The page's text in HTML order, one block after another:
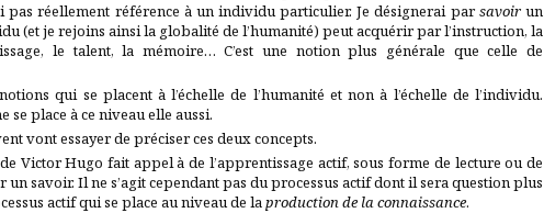
pas réellement référence à un individu particulier. Je désignerai parsavoirun
(et je rejoins ainsi la globalité de l’humanité) peut acquérir par l’instruction, la
le talent, la mémoire… C’est une notion plus générale que celle de
qui se placent à l’échelle de l’humanité et non à l’échelle de l’individu.
se place à ce niveau elle aussi.
vont essayer de préciser ces deux concepts.
Victor Hugo fait appel à de l’apprentissage actif, sous forme de lecture ou de
un savoir. Il ne s’agit cependant pas du processus actif dont il sera question plus
actif qui se place au niveau de laproduction de la connaissance.